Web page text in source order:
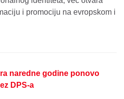
i promociju na evropskom i
naredne godine ponovo
DPS-a